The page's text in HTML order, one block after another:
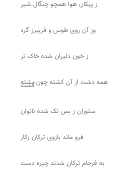
ز پیکان هوا همچو چنگال شیر
وز آن روی طوس و فریبرز گرد
ز خون دلیران شده خاک تر
همه دشت از آن کشته چون پشته
گشت
ستوران ز بس تک شده ناتوان
فرو ماند بازوی ترکان زکار
به فرجام ترکان شدند چیره دست